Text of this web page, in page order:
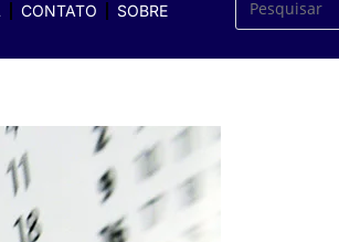
CONTATO SOBRE